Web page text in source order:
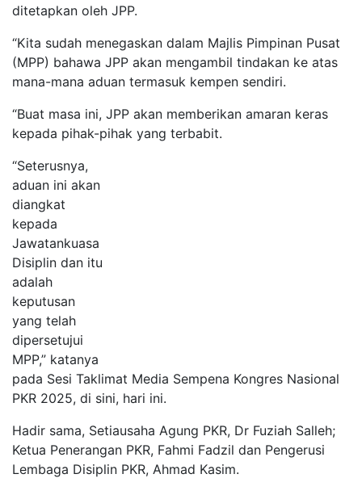
ditetapkan oleh JPP.
“Kita sudah menegaskan dalam Majlis Pimpinan Pusat
(MPP) bahawa JPP akan mengambil tindakan ke atas
mana-mana aduan termasuk kempen sendiri.
“Buat masa ini, JPP akan memberikan amaran keras
kepada pihak-pihak yang terbabit.
“Seterusnya,
aduan ini akan
diangkat
kepada
Jawatankuasa
Disiplin dan itu
adalah
keputusan
yang telah
dipersetujui
MPP,” katanya
pada Sesi Taklimat Media Sempena Kongres Nasional
PKR 2025, di sini, hari ini.
Hadir sama, Setiausaha Agung PKR, Dr Fuziah Salleh;
Ketua Penerangan PKR, Fahmi Fadzil dan Pengerusi
Lembaga Disiplin PKR, Ahmad Kasim.